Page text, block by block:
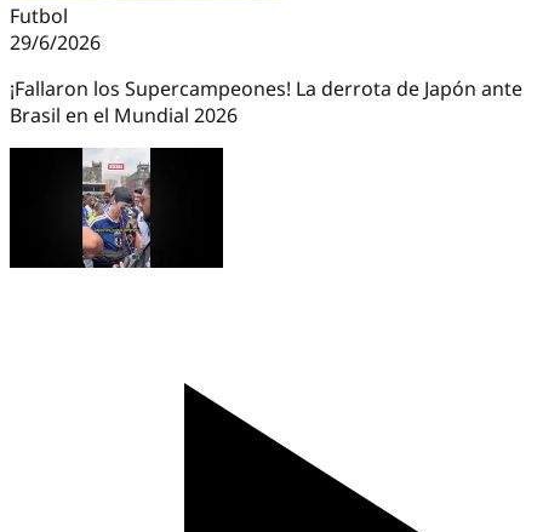
Futbol
29/6/2026
¡Fallaron los Supercampeones! La derrota de Japón ante
Brasil en el Mundial 2026